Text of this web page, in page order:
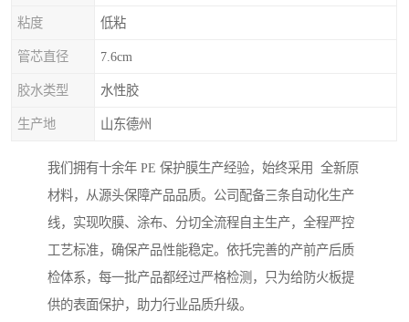
粘度 低粘
管芯直径 7.6cm
胶水类型 水性胶
生产地 山东德州
我们拥有十余年 PE 保护膜生产经验，始终采用 全新原
材料，从源头保障产品品质。公司配备三条自动化生产
线，实现吹膜、涂布、分切全流程自主生产，全程严控
工艺标准，确保产品性能稳定。依托完善的产前产后质
检体系，每一批产品都经过严格检测，只为给防火板提
供的表面保护，助力行业品质升级。